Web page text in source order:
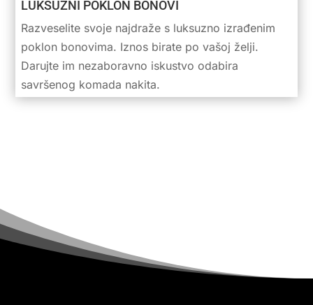
LUKSUZNI POKLON BONOVI
Razveselite svoje najdraže s luksuzno izrađenim
poklon bonovima. Iznos birate po vašoj želji.
Darujte im nezaboravno iskustvo odabira
savršenog komada nakita.